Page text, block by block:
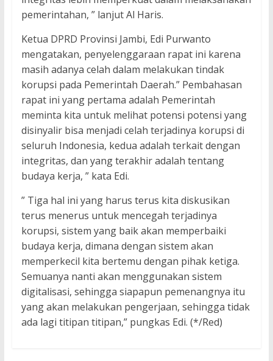
pemerintahan, ” lanjut Al Haris.
Ketua DPRD Provinsi Jambi, Edi Purwanto
mengatakan, penyelenggaraan rapat ini karena
masih adanya celah dalam melakukan tindak
korupsi pada Pemerintah Daerah.” Pembahasan
rapat ini yang pertama adalah Pemerintah
meminta kita untuk melihat potensi potensi yang
disinyalir bisa menjadi celah terjadinya korupsi di
seluruh Indonesia, kedua adalah terkait dengan
integritas, dan yang terakhir adalah tentang
budaya kerja, ” kata Edi.
” Tiga hal ini yang harus terus kita diskusikan
terus menerus untuk mencegah terjadinya
korupsi, sistem yang baik akan memperbaiki
budaya kerja, dimana dengan sistem akan
memperkecil kita bertemu dengan pihak ketiga.
Semuanya nanti akan menggunakan sistem
digitalisasi, sehingga siapapun pemenangnya itu
yang akan melakukan pengerjaan, sehingga tidak
ada lagi titipan titipan,” pungkas Edi. (*/Red)